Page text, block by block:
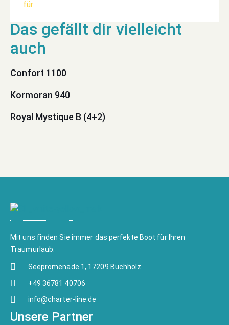
Confort 1100
Kormoran 940
Royal Mystique B (4+2)
Mit uns finden Sie immer das perfekte Boot für Ihren
Traumurlaub.
Seepromenade 1, 17209 Buchholz
+49 36781 40706
info@charter-line.de
Unsere Partner